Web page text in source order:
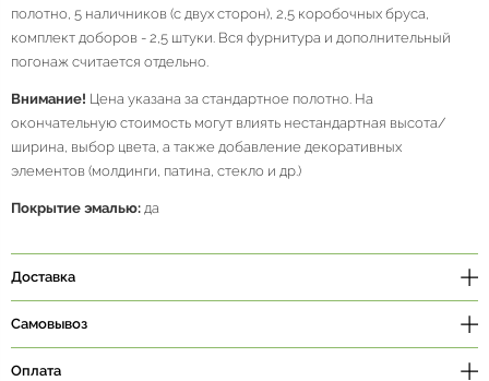
полотно, 5 наличников (с двух сторон), 2,5 коробочных бруса,
комплект доборов - 2,5 штуки. Вся фурнитура и дополнительный
погонаж считается отдельно.
Внимание! Цена указана за стандартное полотно. На
окончательную стоимость могут влиять нестандартная высота/
ширина, выбор цвета, а также добавление декоративных
элементов (молдинги, патина, стекло и др.)
Покрытие эмалью: да
Доставка
Самовывоз
Оплата